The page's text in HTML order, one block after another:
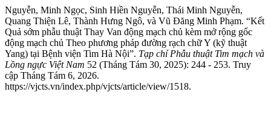
Nguyễn, Minh Ngọc, Sinh Hiền Nguyễn, Thái Minh Nguyễn,
Quang Thiện Lê, Thành Hưng Ngô, và Vũ Đăng Minh Phạm. “Kết
Quả sớm phẫu thuật Thay Van động mạch chủ kèm mở rộng gốc
động mạch chủ Theo phương pháp đường rạch chữ Y (kỹ thuật
Yang) tại Bệnh viện Tim Hà Nội”. Tạp chí Phẫu thuật Tim mạch và
Lồng ngực Việt Nam 52 (Tháng Tám 30, 2025): 244 - 253. Truy
cập Tháng Tám 6, 2026.
https://vjcts.vn/index.php/vjcts/article/view/1518.